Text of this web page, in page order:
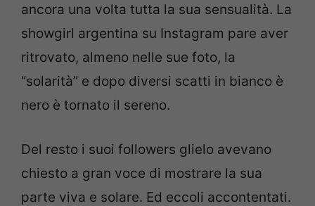
ancora una volta tutta la sua sensualità. La
showgirl argentina su Instagram pare aver
ritrovato, almeno nelle sue foto, la
“solarità” e dopo diversi scatti in bianco è
nero è tornato il sereno.
Del resto i suoi followers glielo avevano
chiesto a gran voce di mostrare la sua
parte viva e solare. Ed eccoli accontentati.